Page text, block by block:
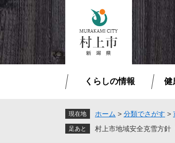
ペ
ー
ジ
の
先
頭
メ
ニ
ュ
ー
を
飛
くらしの情報 健
現在地 ホーム > 分類でさがす >
村上市地域安全克雪方針